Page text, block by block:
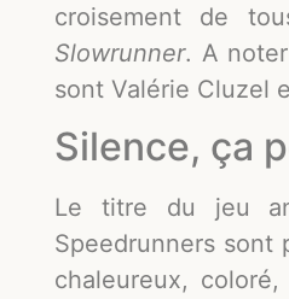
croisement de
Slowrunner. A
sont Valérie Cluzel
Silence, ça
Le titre du jeu
Speedrunners sont
chaleureux,